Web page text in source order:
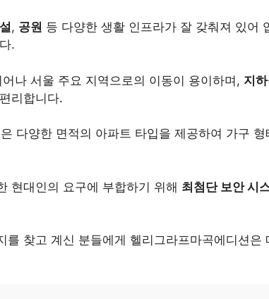
, 공원 등 다양한 생활 인프라가 잘 갖춰져 있어
.
나 서울 주요 지역으로의 이동이 용이하며, 지
리합니다.
다양한 면적의 아파트 타입을 제공하여 가구
현대인의 요구에 부합하기 위해 최첨단 보안 시
를 찾고 계신 분들에게 헬리그라프마곡에디션은